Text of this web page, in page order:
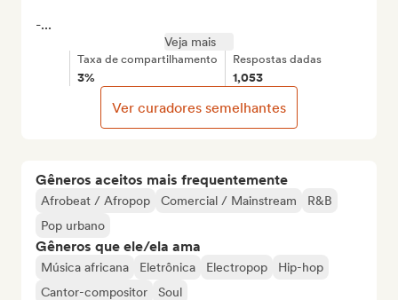
Gêneros aceitos mais frequentemente
Afrobeat / Afropop Comercial / Mainstream
R&B
Pop urbano
Gêneros que ele/ela ama
Música africana Eletrônica Electropop
Hip-hop
Cantor-compositor
Soul
-...
Veja mais
Taxa de compartilhamento
3%
Respostas dadas
1,053
Ver curadores semelhantes